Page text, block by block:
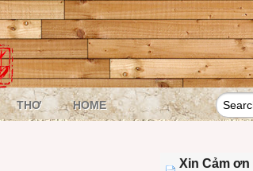
THƠ HOME
Xin Cảm